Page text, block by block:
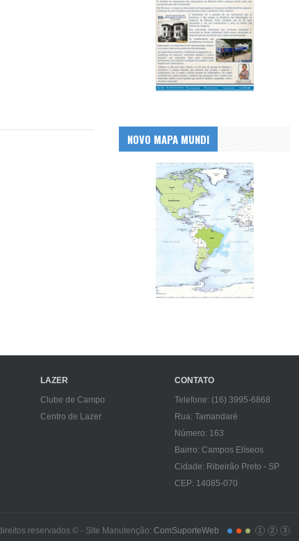
NOVO MAPA MUNDI
LAZER
Clube de Campo
Centro de Lazer
CONTATO
Telefone: (16) 3995-6868
Rua: Tamandaré
Número: 163
Bairro: Campos Elíseos
Cidade: Ribeirão Preto - SP
CEP: 14085-070
1 2 3
reservados © - Site Manutenção: ComSuporteWeb